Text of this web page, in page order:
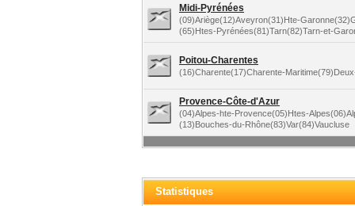
Midi-Pyrénées
(09)Ariège(12)Aveyron(31)Hte-
(65)Htes-Pyrénées(81)Tarn(82)Tarn-et-
Poitou-Charentes
(16)Charente(17)Charente-
Provence-Côte-d'Azur
(04)Alpes-hte-Provence(05)Htes-
(13)Bouches-du-Rhône(83)Var(84)Vaucluse
Statistiques